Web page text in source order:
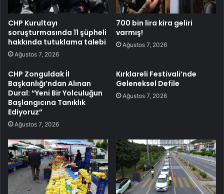
CHP Kurultayı
soruşturmasında 11 şüpheli
hakkında tutuklama talebi
Ağustos 7, 2026
700 bin lira kira geliri
varmış!
Ağustos 7, 2026
CHP Zonguldak İl
Başkanlığı’ndan Alınan
Dural: “Yeni Bir Yolculuğun
Başlangıcına Tanıklık
Ediyoruz”
Ağustos 7, 2026
Kırklareli Festivali’nde
Geleneksel Defile
Ağustos 7, 2026